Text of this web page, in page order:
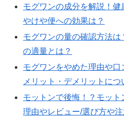
モグワンの成分を解説！
やけや便への効果は？
モグワンの量の確認方法
の適量とは？
モグワンをやめた理由や
メリット・デメリットにつ
モットンで後悔！？モッ
理由やレビュー/選び方や